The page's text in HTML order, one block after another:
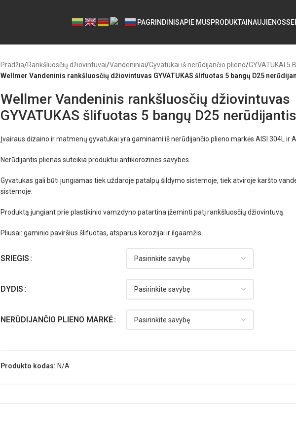
PAGRINDINISAPIE MUSPRODUKTAINAUJIENOS
Pradžia/Rankšluosčių džiovintuvai/Vandeniniai/Gyvatukai iš nerūdijančio plieno/GYVATUKAI 5
Wellmer Vandeninis rankšluosčių džiovintuvas GYVATUKAS šlifuotas 5 bangų D25
Wellmer Vandeninis rankšluosčių džiovintuvas
GYVATUKAS šlifuotas 5 bangų D25
Įvairaus dizaino ir matmenų gyvatukai yra gaminami iš nerūdijančio plieno markės AISI 304L ir
Nerūdijantis plienas suteikia produktui antikorozines savybes.
Gyvatukas gali būti jungiamas tiek uždaroje patalpų šildymo sistemoje, tiek atviroje karšto
sistemoje.
Produktą jungiant prie plastikinio vamzdyno patartina įžeminti patį rankšluosčių džiovintuvą.
Pliusai: gaminio paviršius šlifuotas, atsparus korozijai ir ilgaamžis.
SRIEGIS
DYDIS
NERŪDIJANČIO PLIENO MARKĖ
Produkto kodas: N/A